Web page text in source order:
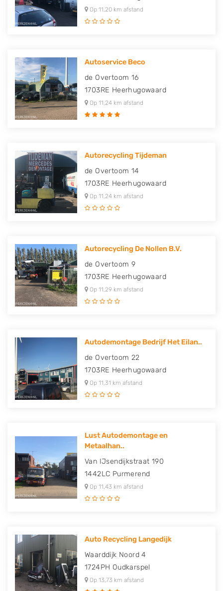
Op 11,20 km afstand
Autoservice Beco
de Overtoom 16
1703RE Heerhugowaard
Op 11,24 km afstand
Autorecycling Tijdeman
de Overtoom 14
1703RE Heerhugowaard
Op 11,24 km afstand
Autorecycling De Nollen B.V.
de Overtoom 9
1703RE Heerhugowaard
Op 11,29 km afstand
Autodemontage Bedrijf Het Eilan..
de Overtoom 22
1703RE Heerhugowaard
Op 11,31 km afstand
Lust Autodemontage en
Metaalhan..
Van IJsendijkstraat 190
1442LC Purmerend
Op 11,43 km afstand
Auto Recycling Langedijk
Waarddijk Noord 4
1724PH Oudkarspel
Op 13,73 km afstand